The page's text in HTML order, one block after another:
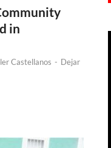
in
Castellanos - Dejar